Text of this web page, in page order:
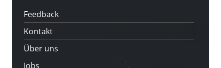
Feedback
Kontakt
Über uns
Jobs